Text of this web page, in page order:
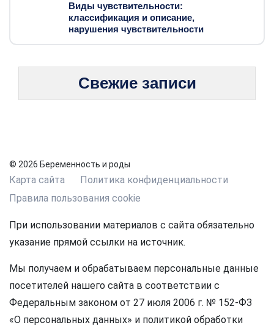
Виды чувствительности:
классификация и описание,
нарушения чувствительности
Свежие записи
© 2026 Беременность и роды
Карта сайта
Политика конфиденциальности
Правила пользования cookie
При использовании материалов с сайта обязательно
указание прямой ссылки на источник.
Мы получаем и обрабатываем персональные данные
посетителей нашего сайта в соответствии с
Федеральным законом от 27 июля 2006 г. № 152-ФЗ
«О персональных данных» и политикой обработки